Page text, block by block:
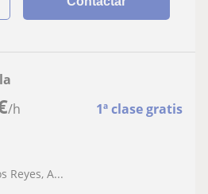
/h 1ª clase gratis
Reyes, A...